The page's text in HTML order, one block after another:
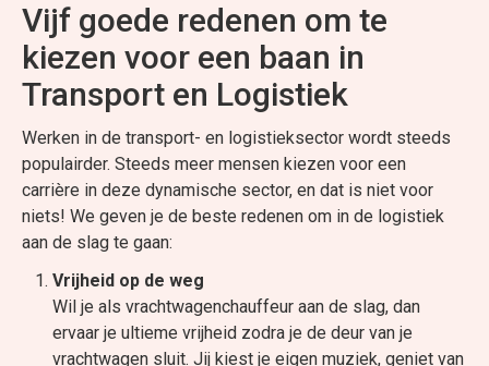
Vijf goede redenen om te
kiezen voor een baan in
Transport en Logistiek
Werken in de transport- en logistieksector wordt steeds
populairder. Steeds meer mensen kiezen voor een
carrière in deze dynamische sector, en dat is niet voor
niets! We geven je de beste redenen om in de logistiek
aan de slag te gaan:
Vrijheid op de weg
Wil je als vrachtwagenchauffeur aan de slag, dan
ervaar je ultieme vrijheid zodra je de deur van je
vrachtwagen sluit. Jij kiest je eigen muziek, geniet van